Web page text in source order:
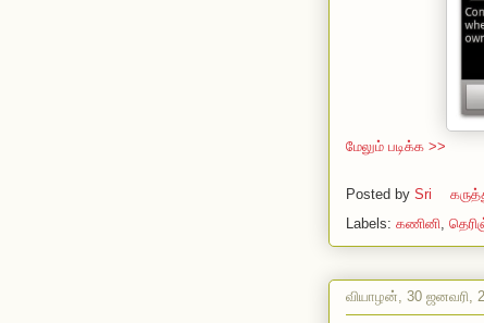
மேலும் படிக்க >>
Posted by Sri
Labels: கணினி,
வியாழன், 30 ஜனவரி,